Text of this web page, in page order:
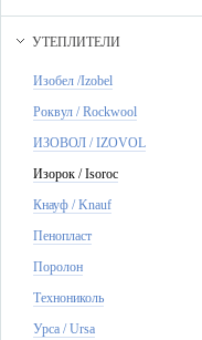
УТЕПЛИТЕЛИ
Изобел /Izobel
Роквул / Rockwool
ИЗОВОЛ / IZOVOL
Изорок / Isoroc
Кнауф / Knauf
Пенопласт
Поролон
Технониколь
Урса / Ursa